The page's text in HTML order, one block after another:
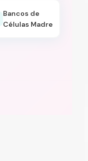
Bancos de
Células Madre